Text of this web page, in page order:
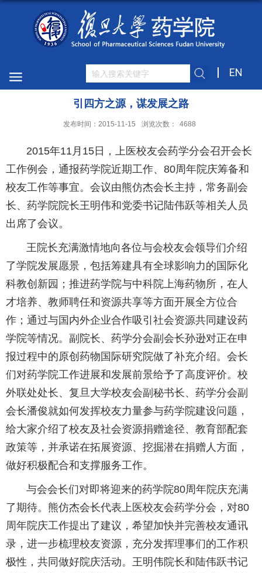
EN
引四方之源，谋发展之路
发布时间：2015-11-15 浏览次数： 4688
2015年11月15日，上医校友会药学分会召开会长
工作例会，通报药学院近期工作、80周年院庆筹备和
校友工作等事宜。会议由熊仿杰会长主持，常务副会
长、药学院院长王明伟和党委书记陆伟跃等相关人员
出席了会议。
王院长充满激情地向各位与会校友会领导们介绍
了学院发展愿景，包括筹建具有全球影响力的国际化
科教创新园；推进药学院与中科院上海药物所，在人
才培养、教师聘任和资源共享等方面开展全方位合
作；通过与国内外企业合作吸引社会资源共同建设药
学院等情况。副院长、药学分会副会长孙逊对正在申
报过程中的原创药物国际研究院做了补充介绍。会长
们对药学院工作进展和发展前景给予了高度评价。校
外联处处长、复旦大学校友会副秘书长、药学分会副
会长潘俊就如何发挥校友力量参与药学院建设问题，
给大家介绍了校友及社会资源捐赠途径、教育部配套
政策等，并承诺在拓展资源、挖掘潜在捐赠人方面，
做好积极配合和支撑服务工作。
与会会长们对即将迎来的药学院80周年院庆充满
了期待。熊仿杰会长代表上医校友会药学分会，对80
周年院庆工作提出了建议，希望加快并完善校友通讯
录，进一步梳理校友资源，充分发挥理事们的工作积
极性，共同做好院庆活动。王明伟院长和陆伟跃书记